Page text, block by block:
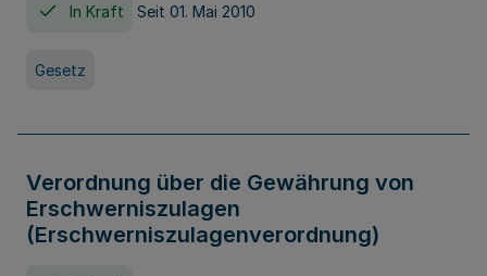
In Kraft Seit 01. Mai 2010
Gesetz
Verordnung über die Gewährung von
Erschwerniszulagen
(Erschwerniszulagenverordnung)